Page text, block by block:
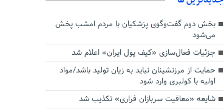
بخش دوم گفت‌وگوی پزشکیان با مردم امشب پخش
می‌شود
جزئیات فعال‌سازی «کیف پول ایران» اعلام شد
حمایت از مرزنشینان نباید به زیان تولید باشد/مواد
اولیه با کولبری وارد شود
شایعه «معافیت سربازان فراری» تکذیب شد